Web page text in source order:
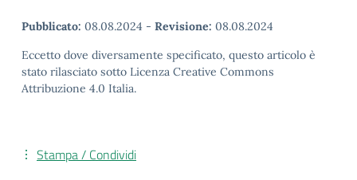
Pubblicato: 08.08.2024 - Revisione: 08.08.2024
Eccetto dove diversamente specificato, questo articolo è
stato rilasciato sotto Licenza Creative Commons
Attribuzione 4.0 Italia.
Stampa / Condividi